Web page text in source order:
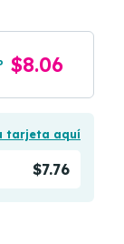
$8.06
tarjeta aquí
$7.76